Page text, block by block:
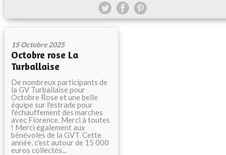
15 Octobre 2025
Octobre rose La
Turballaise
De nombreux participants de
la GV Turballaise pour
Octobre Rose et une belle
équipe sur l'estrade pour
l'échauffement des marches
avec Florence. Merci à toutes
! Merci également aux
bénévoles de la GVT. Cette
année, c'est autour de 15 000
euros collectés...